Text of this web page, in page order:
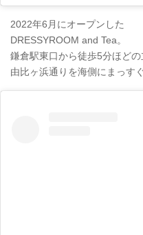
2022年6月にオープンした
DRESSYROOM and Tea。
鎌倉駅東口から徒歩5分ほど
由比ヶ浜通りを海側にまっす